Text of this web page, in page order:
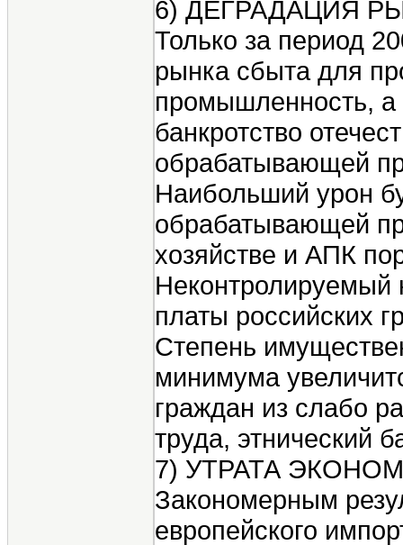
6) ДЕГРАДАЦИЯ
Только за период
рынка сбыта для
промышленность, а
банкротство
обрабатывающей
Наибольший урон
обрабатывающей
хозяйстве и АПК
Неконтролируемый
платы российских
Степень
минимума
граждан из слабо
труда, этнический
7) УТРАТА
Закономерным
европейского